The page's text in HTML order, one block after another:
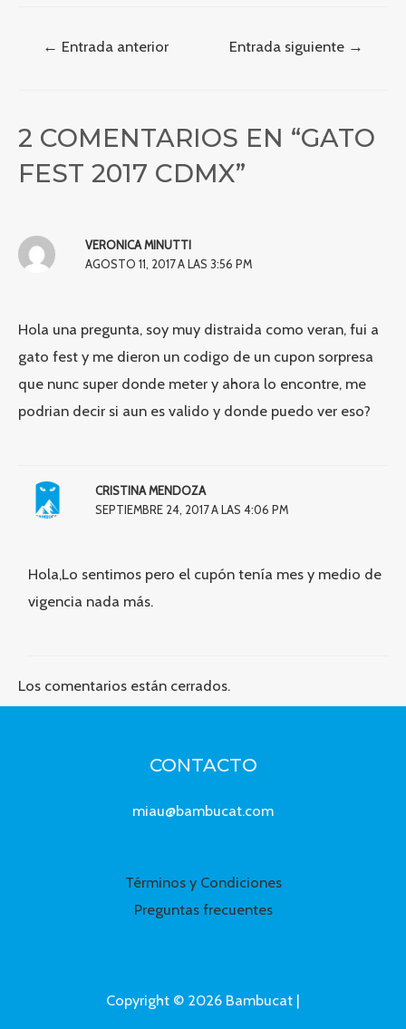
Navegación
← Entrada anterior Entrada siguiente →
2 COMENTARIOS EN “GATO
FEST 2017 CDMX”
VERONICA MINUTTI
AGOSTO 11, 2017 A LAS 3:56 PM
Hola una pregunta, soy muy distraida como veran, fui a
gato fest y me dieron un codigo de un cupon sorpresa
que nunc super donde meter y ahora lo encontre, me
podrian decir si aun es valido y donde puedo ver eso?
CRISTINA MENDOZA
SEPTIEMBRE 24, 2017 A LAS 4:06 PM
Hola,Lo sentimos pero el cupón tenía mes y medio de
vigencia nada más.
Los comentarios están cerrados.
CONTACTO
miau@bambucat.com
Términos y Condiciones
Preguntas frecuentes
Copyright © 2026 Bambucat |